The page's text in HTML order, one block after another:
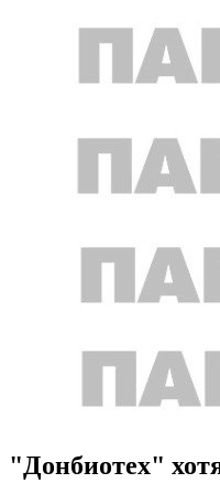
"Донбиотех"